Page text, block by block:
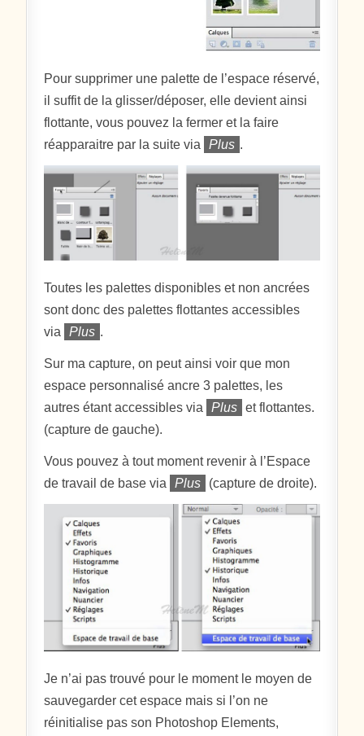
Pour supprimer une palette de l’espace réservé,
il suffit de la glisser/déposer, elle devient ainsi
flottante, vous pouvez la fermer et la faire
réapparaitre par la suite via
Plus .
Toutes les palettes disponibles et non ancrées
sont donc des palettes flottantes accessibles
via
Plus .
Sur ma capture, on peut ainsi voir que mon
espace personnalisé ancre 3 palettes, les
autres étant accessibles via
Plus et flottantes.
(capture de gauche).
Vous pouvez à tout moment revenir à l’Espace
de travail de base via
Plus (capture de droite).
Je n’ai pas trouvé pour le moment le moyen de
sauvegarder cet espace mais si l’on ne
réinitialise pas son Photoshop Elements,